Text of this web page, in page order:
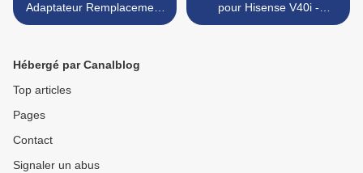
Adaptateur Remplacement
pour Gigabyte AORUS 15
pour Hisense V40i -
LPN489500 5000mAh
Hébergé par Canalblog
Top articles
Pages
Contact
Signaler un abus